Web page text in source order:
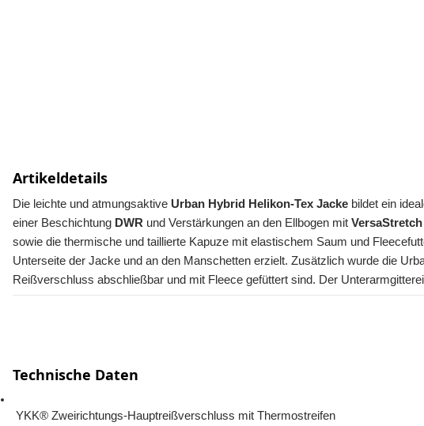
Artikeldetails
Die leichte und atmungsaktive Urban Hybrid Helikon-Tex Jacke bildet ein
einer Beschichtung DWR und Verstärkungen an den Ellbogen mit VersaStretch
sowie die thermische und taillierte Kapuze mit elastischem Saum und
Unterseite der Jacke und an den Manschetten erzielt. Zusätzlich wurde die
Reißverschluss abschließbar und mit Fleece gefüttert sind. Der
Technische Daten
YKK® Zweirichtungs-Hauptreißverschluss mit Thermostreifen